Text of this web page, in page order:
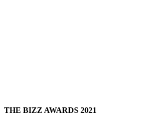
THE BIZZ AWARDS 2021